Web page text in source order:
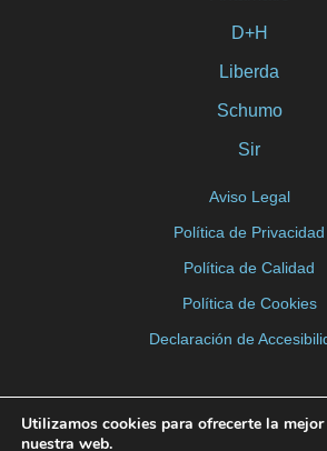
D+H
Liberda
Schumo
Sir
Aviso Legal
Política de Privacidad
Política de Calidad
Política de Cookies
Declaración de
Utilizamos cookies para ofrecerte la mejor
nuestra web.